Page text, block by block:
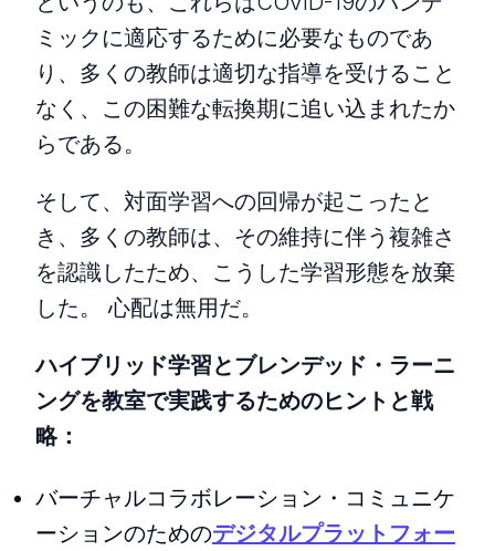
ミックに適応するために必要なものであ
り、多くの教師は適切な指導を受けること
なく、この困難な転換期に追い込まれたか
らである。
そして、対面学習への回帰が起こったと
き、多くの教師は、その維持に伴う複雑さ
を認識したため、こうした学習形態を放棄
した。 心配は無用だ。
ハイブリッド学習とブレンデッド・ラーニ
ングを教室で実践するためのヒントと戦
略：
バーチャルコラボレーション・コミュニケ
ーションのためのデジタルプラットフォー